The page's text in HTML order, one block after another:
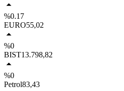
%0.17
EURO55,02
%0
BIST13.798,82
%0
Petrol83,43